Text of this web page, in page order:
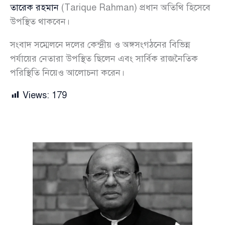
তারেক রহমান (Tarique Rahman) প্রধান অতিথি হিসেবে
উপস্থিত থাকবেন।
সংবাদ সম্মেলনে দলের কেন্দ্রীয় ও অঙ্গসংগঠনের বিভিন্ন
পর্যায়ের নেতারা উপস্থিত ছিলেন এবং সার্বিক রাজনৈতিক
পরিস্থিতি নিয়েও আলোচনা করেন।
Views: 179